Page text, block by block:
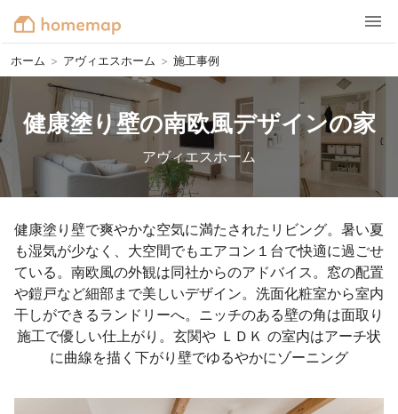
ホーム > アヴィエスホーム > 施工事例
健康塗り壁の南欧風デザインの家
アヴィエスホーム
健康塗り壁で爽やかな空気に満たされたリビング。暑い夏
も湿気が少なく、大空間でもエアコン１台で快適に過ごせ
ている。南欧風の外観は同社からのアドバイス。窓の配置
や鎧戸など細部まで美しいデザイン。洗面化粧室から室内
干しができるランドリーへ。ニッチのある壁の角は面取り
施工で優しい仕上がり。玄関や ＬＤＫ の室内はアーチ状
に曲線を描く下がり壁でゆるやかにゾーニング